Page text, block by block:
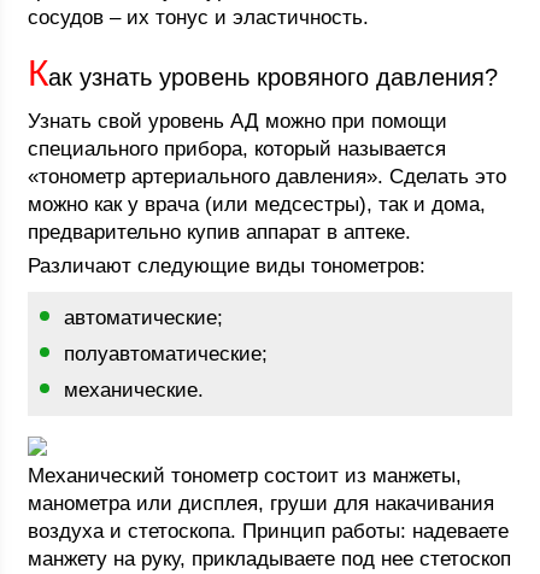
сосудов – их тонус и эластичность.
Как узнать уровень кровяного давления?
Узнать свой уровень АД можно при помощи
специального прибора, который называется
«тонометр артериального давления». Сделать это
можно как у врача (или медсестры), так и дома,
предварительно купив аппарат в аптеке.
Различают следующие виды тонометров:
автоматические;
полуавтоматические;
механические.
Механический тонометр состоит из манжеты,
манометра или дисплея, груши для накачивания
воздуха и стетоскопа. Принцип работы: надеваете
манжету на руку, прикладываете под нее стетоскоп